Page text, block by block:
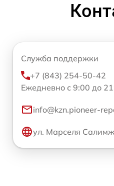
Служба поддержки
+7 (843) 254-50-42
Ежедневно с 9:00 до
info@kzn.pioneer-
ул. Марселя